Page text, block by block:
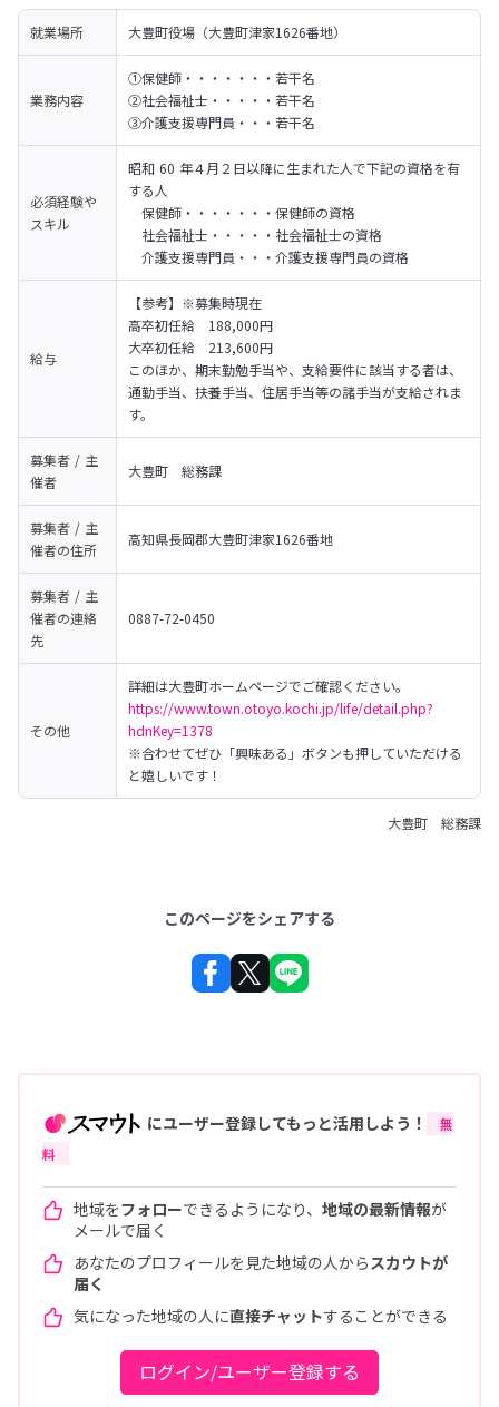
就業場所 大豊町役場（大豊町津家1626番地）
業務内容
①保健師・・・・・・・若干名
②社会福祉士・・・・・若干名
③介護支援専門員・・・若干名
必須経験や
スキル
昭和 60 年４月２日以降に生まれた人で下記の資格を有
する人
保健師・・・・・・・保健師の資格
社会福祉士・・・・・社会福祉士の資格
介護支援専門員・・・介護支援専門員の資格
給与
【参考】※募集時現在
高卒初任給　188,000円
大卒初任給　213,600円
このほか、期末勤勉手当や、支給要件に該当する者は、
通勤手当、扶養手当、住居手当等の諸手当が支給されま
す。
募集者 / 主
催者
大豊町　総務課
募集者 / 主
催者の住所
高知県長岡郡大豊町津家1626番地
募集者 / 主
催者の連絡
先
0887-72-0450
その他
https://www.town.otoyo.kochi.jp/life/detail.php?
hdnKey=1378
※合わせてぜひ「興味ある」ボタンも押していただける
と嬉しいです！
大豊町 総務課
このページをシェアする
にユーザー登録してもっと活用しよう！
無
料
地域をフォローできるようになり、 地域の最新情報が
メールで届く
あなたのプロフィールを見た地域の人から スカウトが
届く
気になった地域の人に直接チャットすることができる
ログイン/ユーザー登録する